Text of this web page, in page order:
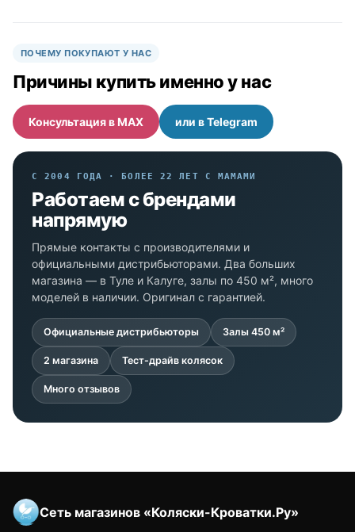
ПОЧЕМУ ПОКУПАЮТ У НАС
Причины купить именно у нас
Консультация в MAX или в Telegram
С 2004 ГОДА · БОЛЕЕ 22 ЛЕТ С МАМАМИ
Работаем с брендами
напрямую
Прямые контакты с производителями и
официальными дистрибьюторами. Два больших
магазина — в Туле и Калуге, залы по 450 м², много
моделей в наличии. Оригинал с гарантией.
Официальные дистрибьюторы Залы 450 м²
2 магазина Тест-драйв колясок
Много отзывов
Сеть магазинов «Коляски-Кроватки.Ру»